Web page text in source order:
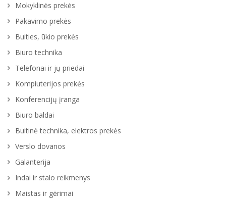
Mokyklinės prekės
Pakavimo prekės
Buities, ūkio prekės
Biuro technika
Telefonai ir jų priedai
Kompiuterijos prekės
Konferencijų įranga
Biuro baldai
Buitinė technika, elektros prekės
Verslo dovanos
Galanterija
Indai ir stalo reikmenys
Maistas ir gėrimai